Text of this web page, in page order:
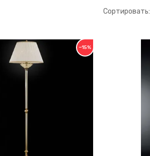
Сортировать:
−15%